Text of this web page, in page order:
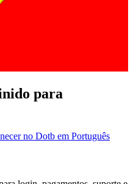
para
no Dotb em Português